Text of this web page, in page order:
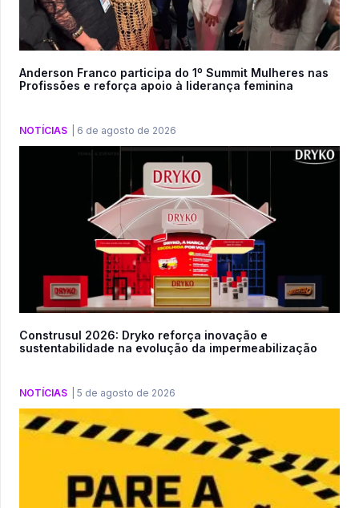
Anderson Franco participa do 1º Summit Mulheres nas
Profissões e reforça apoio à liderança feminina
NOTÍCIAS 6 de agosto de 2026
Construsul 2026: Dryko reforça inovação e
sustentabilidade na evolução da impermeabilização
NOTÍCIAS 5 de agosto de 2026